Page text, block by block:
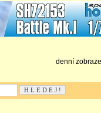
denní